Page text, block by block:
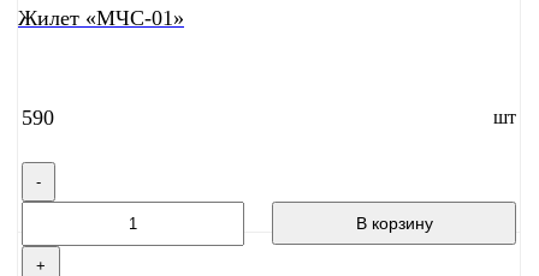
Жилет «МЧС-01»
590 шт
-
+
В корзину